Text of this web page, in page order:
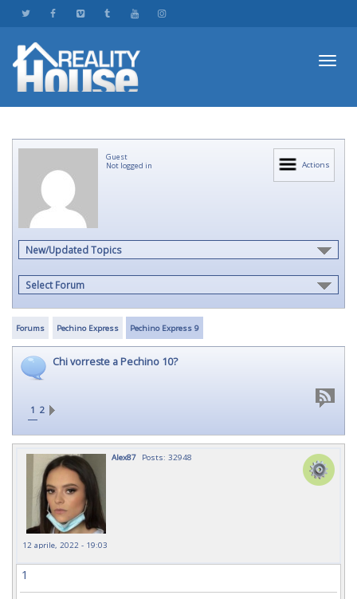
Actions
Guest
Not logged in
New/Updated Topics
Select Forum
Forums Pechino Express Pechino Express 9
Chi vorreste a Pechino 10?
1 2
Alex87 Posts: 32948
12 aprile, 2022 - 19:03
1